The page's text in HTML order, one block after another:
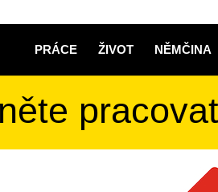
PRÁCE ŽIVOT NĚMČINA